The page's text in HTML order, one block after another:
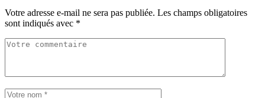
Votre adresse e-mail ne sera pas publiée. Les champs obligatoires
sont indiqués avec *